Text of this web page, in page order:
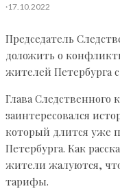
·17.10.2022
Председатель
доложить о
жителей Петербурга
Глава Следственного
заинтересовался
который длится уже
Петербурга. Как
жители жалуются,
тарифы.